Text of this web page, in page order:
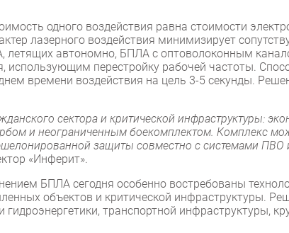
одного воздействия равна стоимости
лазерного воздействия минимизирует
летящих автономно, БПЛА с оптоволоконным
использующим перестройку рабочей частоты.
времени воздействия на цель 3-5 секунды.
сектора и критической инфраструктуры:
и неограниченным боекомплектом. Комплекс
защиты совместно с системами ПВО
«Инферит».
БПЛА сегодня особенно востребованы
объектов и критической инфраструктуры.
транспортной инфраструктуры,